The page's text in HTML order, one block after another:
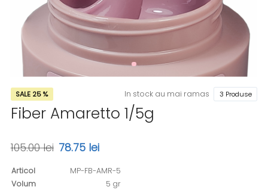
SALE 25 % In stock au mai ramas 3 Produse
Fiber Amaretto 1/5g
105.00 lei 78.75 lei
Articol
MP-FB-AMR-5
Volum
5 gr